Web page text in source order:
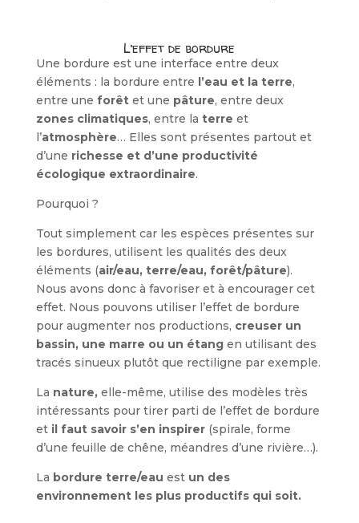
L’effet de bordure
Une bordure est une interface entre deux
éléments : la bordure entre l’eau et la terre,
entre une forêtet une pâture, entre deux
zones climatiques, entre la terre et
l’atmosphère… Elles sont présentes partout et
d’une richesse et d’une productivité
écologique extraordinaire.
Pourquoi ?
Tout simplement car les espèces présentes sur
les bordures, utilisent les qualités des deux
éléments (air/eau, terre/eau, forêt/pâture).
Nous avons donc à favoriser et à encourager cet
effet. Nous pouvons utiliser l’effet de bordure
pour augmenter nos productions, creuser un
bassin, une marre ou un étangen utilisant des
tracés sinueux plutôt que rectiligne par exemple.
La nature,elle-même, utilise des modèles très
intéressants pour tirer parti de l’effet de bordure
et il faut savoir s’en inspirer(spirale, forme
d’une feuille de chêne, méandres d’une rivière…).
La bordure terre/eau estun des
environnement les plus productifs qui soit.